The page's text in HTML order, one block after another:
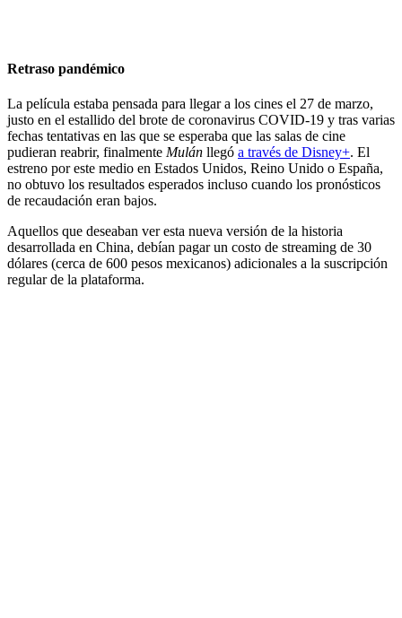
Retraso pandémico
La película estaba pensada para llegar a los cines el 27 de marzo,
justo en el estallido del brote de coronavirus COVID-19 y tras varias
fechas tentativas en las que se esperaba que las salas de cine
pudieran reabrir, finalmente Mulán llegó a través de Disney+. El
estreno por este medio en Estados Unidos, Reino Unido o España,
no obtuvo los resultados esperados incluso cuando los pronósticos
de recaudación eran bajos.
Aquellos que deseaban ver esta nueva versión de la historia
desarrollada en China, debían pagar un costo de streaming de 30
dólares (cerca de 600 pesos mexicanos) adicionales a la suscripción
regular de la plataforma.